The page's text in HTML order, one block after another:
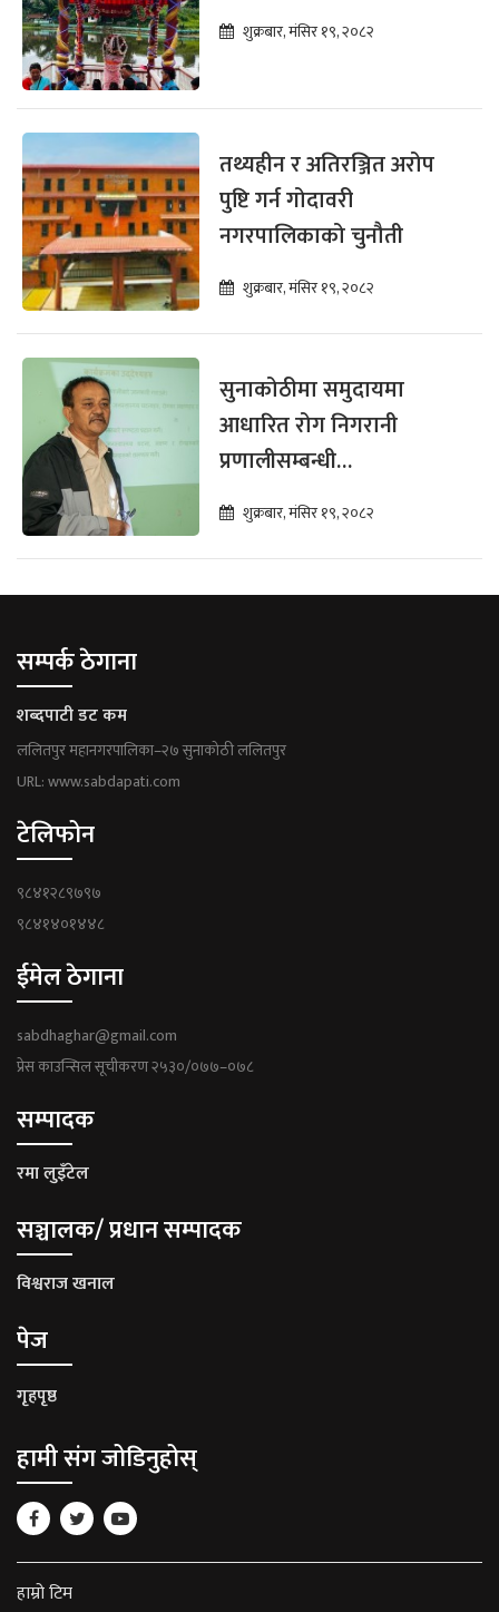
शुक्रबार, मंसिर १९, २०८२
तथ्यहीन र अतिरञ्जित अरोप
पुष्टि गर्न गोदावरी
नगरपालिकाको चुनौती
शुक्रबार, मंसिर १९, २०८२
सुनाकोठीमा समुदायमा
आधारित रोग निगरानी
प्रणालीसम्बन्धी
सरोकारवालाका लागि
अभिमुखीकरण सम्पन्न
शुक्रबार, मंसिर १९, २०८२
सम्पर्क ठेगाना
शब्दपाटी डट कम
ललितपुर महानगरपालिका–२७ सुनाकोठी ललितपुर
URL: www.sabdapati.com
टेलिफोन
९८४१२८९७९७
९८४१४०१४४८
ईमेल ठेगाना
sabdhaghar@gmail.com
प्रेस काउन्सिल सूचीकरण २५३०/०७७–०७८
सम्पादक
रमा लुइँटेल
सञ्चालक/ प्रधान सम्पादक
विश्वराज खनाल
पेज
गृहपृष्ठ
हामी संग जोडिनुहोस्
हाम्रो टिम